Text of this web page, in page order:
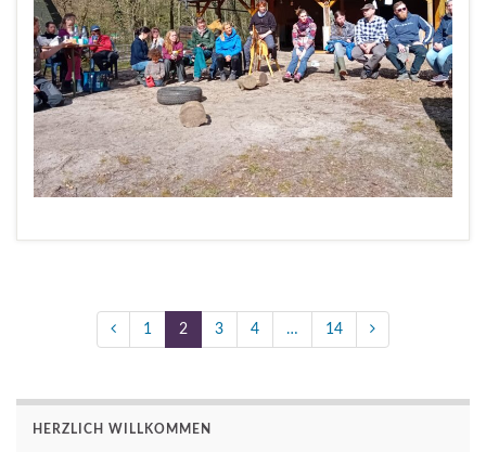
1 2 3 4 … 14
HERZLICH WILLKOMMEN